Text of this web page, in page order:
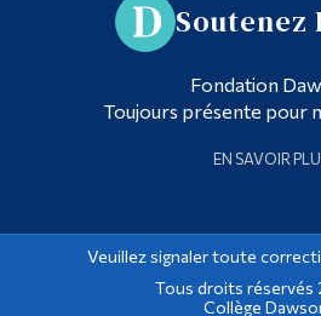
Soutenez
Fondation
Toujours présente pour
EN SAVOIR
Veuillez signaler toute
Tous droits réservés
Collège